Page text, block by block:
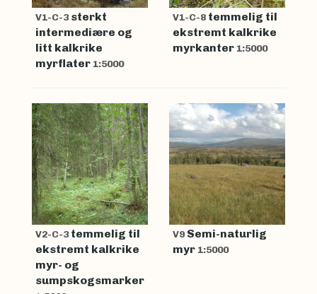
V1-C-3sterkt
intermediære og
litt kalkrike
myrflater 1:5000
V1-C-8 temmelig til
ekstremt kalkrike
myrkanter 1:5000
V2-C-3temmelig til
ekstremt kalkrike
myr- og
sumpskogsmarker
V9 Semi-naturlig
myr 1:5000